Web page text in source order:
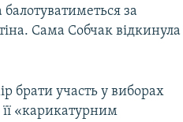
за
Сама Собчак відкинула
брати участь у виборах
«карикатурним